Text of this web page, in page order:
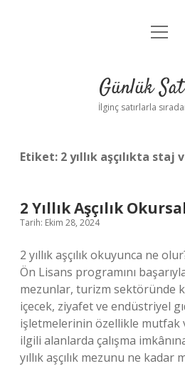
Anasayfa
Yasal
menüyü
Günlük
İlginç satırlarla
Etiket: 2 yıllık aşçılıkta staj
2 Yıllık Aşçılık
Tarih: Ekim 28, 2024
2 yıllık aşçılık okuyunca ne
Ön Lisans programını
mezunlar, turizm sektöründe
içecek, ziyafet ve endüstriyel
işletmelerinin özellikle mutfak
ilgili alanlarda çalışma
yıllık aşçılık mezunu ne kadar